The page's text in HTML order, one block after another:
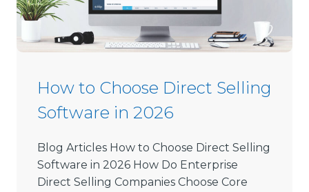
How to Choose Direct Selling
Software in 2026
Blog Articles How to Choose Direct Selling
Software in 2026 How Do Enterprise
Direct Selling Companies Choose Core